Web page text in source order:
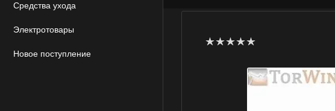
Средства ухода
Электротовары
Новое поступление